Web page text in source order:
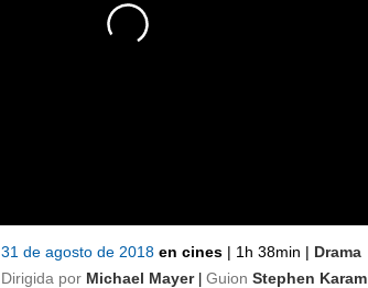
31 de agosto de 2018 en cines | 1h 38min | Drama
Dirigida por Michael Mayer | Guion Stephen Karam